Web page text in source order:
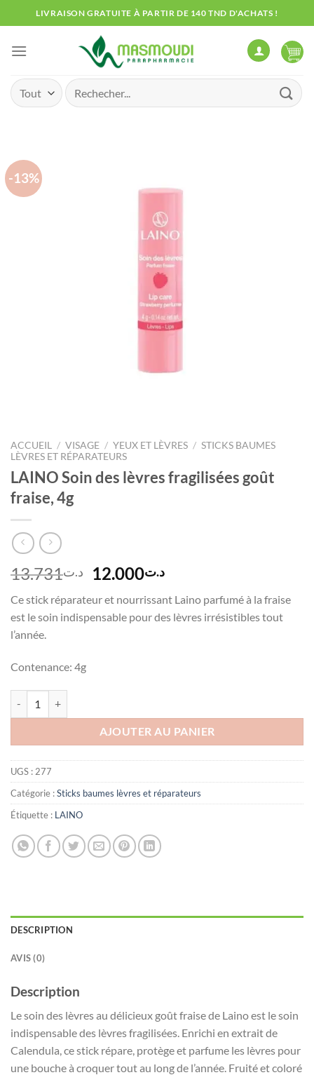
au
contenu
LIVRAISON GRATUITE À PARTIR DE 140 TND D'ACHATS !
Recherche
pour :
-13%
ACCUEIL / VISAGE / YEUX ET LÈVRES / STICKS BAUMES
LÈVRES ET RÉPARATEURS
LAINO Soin des lèvres fragilisées goût
fraise, 4g
د.ت13.731
Le
initial
était :
د.ت12.000
Le
actuel
est :
Ce stick réparateur et nourrissant Laino parfumé à la fraise
est le soin indispensable pour des lèvres irrésistibles tout
l’année.
Contenance: 4g
AJOUTER AU PANIER
UGS : 277
Catégorie :Sticks baumes lèvres et réparateurs
Étiquette : LAINO
DESCRIPTION
AVIS (0)
Description
Le soin des lèvres au délicieux goût fraise de Laino est le soin
indispensable des lèvres fragilisées. Enrichi en extrait de
Calendula, ce stick répare, protège et parfume les lèvres pour
une bouche à croquer tout au long de l’année. Fruité et coloré